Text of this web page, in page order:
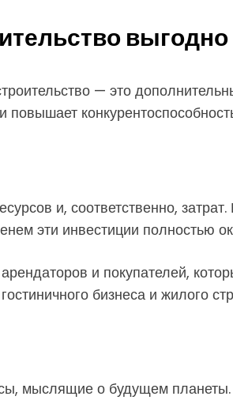
— это
и, соответственно,
эти инвестиции полностью
и покупателей,
бизнеса и жилого
мыслящие о будущем планеты.